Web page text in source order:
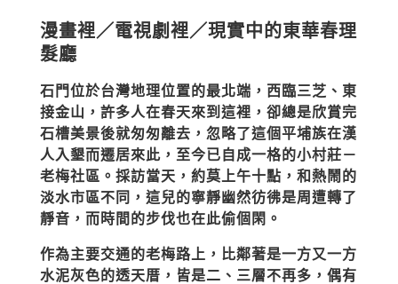
漫畫裡／電視劇裡／現實中的東華春理
髮廳
石門位於台灣地理位置的最北端，西臨三芝、東
接金山，許多人在春天來到這裡，卻總是欣賞完
石槽美景後就匆匆離去，忽略了這個平埔族在漢
人入墾而遷居來此，至今已自成一格的小村莊－
老梅社區。採訪當天，約莫上午十點，和熱鬧的
淡水市區不同，這兒的寧靜幽然彷彿是周遭轉了
靜音，而時間的步伐也在此偷個閑。
作為主要交通的老梅路上，比鄰著是一方又一方
水泥灰色的透天厝，皆是二、三層不再多，偶有